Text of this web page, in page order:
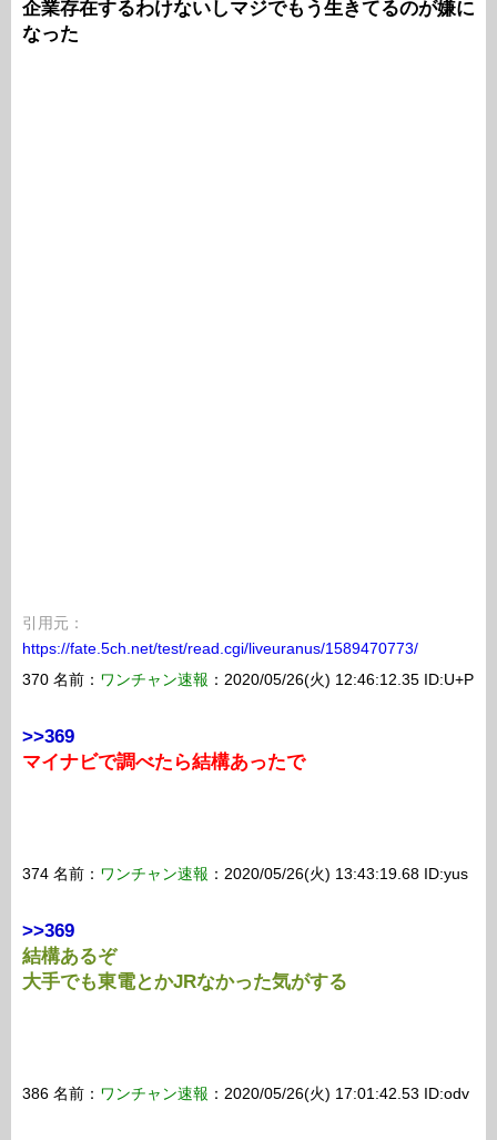
企業存在するわけないしマジでもう生きてるのが嫌に
なった
引用元：
https://fate.5ch.net/test/read.cgi/liveuranus/1589470773/
370 名前： ワンチャン速報 ：2020/05/26(火) 12:46:12.35 ID:U+P
>>369
マイナビで調べたら結構あったで
374 名前： ワンチャン速報 ：2020/05/26(火) 13:43:19.68 ID:yus
>>369
結構あるぞ
大手でも東電とかJRなかった気がする
386 名前： ワンチャン速報 ：2020/05/26(火) 17:01:42.53 ID:odv